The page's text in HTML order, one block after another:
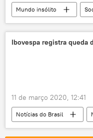
Mundo insólito
cobra venenosa
Ibovespa registra queda
11 de março 2020, 12:41
Notícias do Brasil
Arábia Saudita